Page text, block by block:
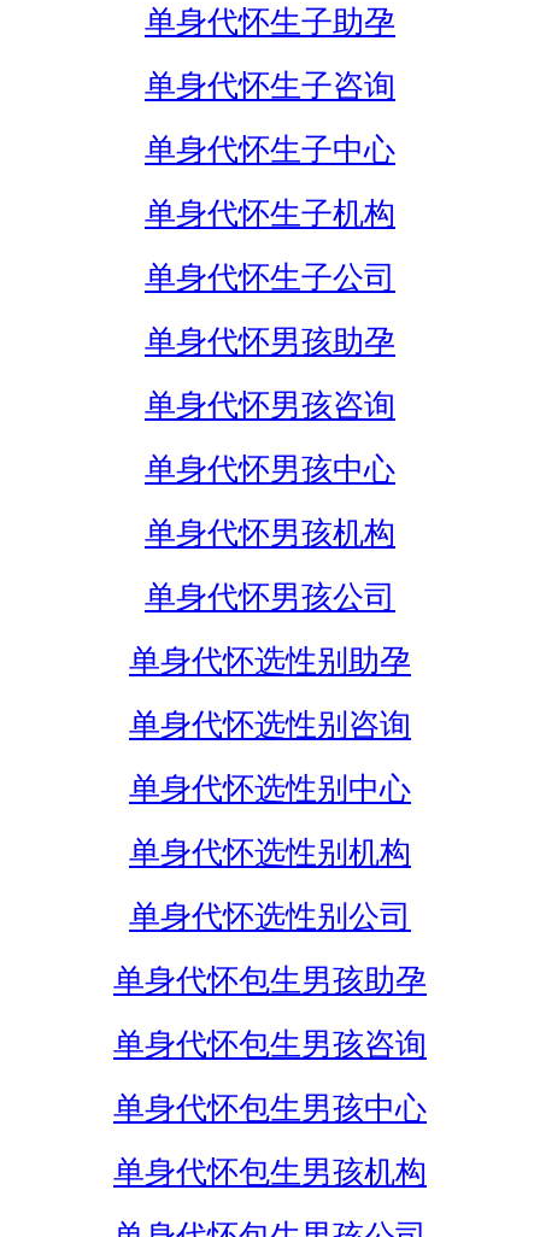
单身代怀生子助孕
单身代怀生子咨询
单身代怀生子中心
单身代怀生子机构
单身代怀生子公司
单身代怀男孩助孕
单身代怀男孩咨询
单身代怀男孩中心
单身代怀男孩机构
单身代怀男孩公司
单身代怀选性别助孕
单身代怀选性别咨询
单身代怀选性别中心
单身代怀选性别机构
单身代怀选性别公司
单身代怀包生男孩助孕
单身代怀包生男孩咨询
单身代怀包生男孩中心
单身代怀包生男孩机构